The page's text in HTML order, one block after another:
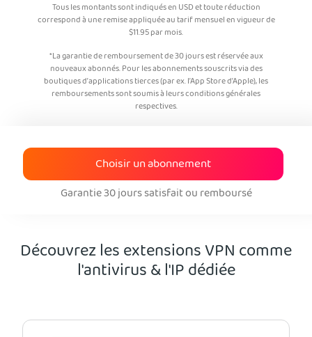
Tous les montants sont indiqués en USD et toute réduction
correspond à une remise appliquée au tarif mensuel en vigueur de
$11.95par mois.
*La garantie de remboursement de 30 jours est réservée aux
nouveaux abonnés. Pour les abonnements souscrits via des
boutiques d’applications tierces (par ex. l’App Store d’Apple), les
remboursements sont soumis à leurs conditions générales
respectives.
Choisir un abonnement
Garantie 30 jours satisfait ou remboursé
Découvrez les extensions VPN comme
l'antivirus & l'IP dédiée